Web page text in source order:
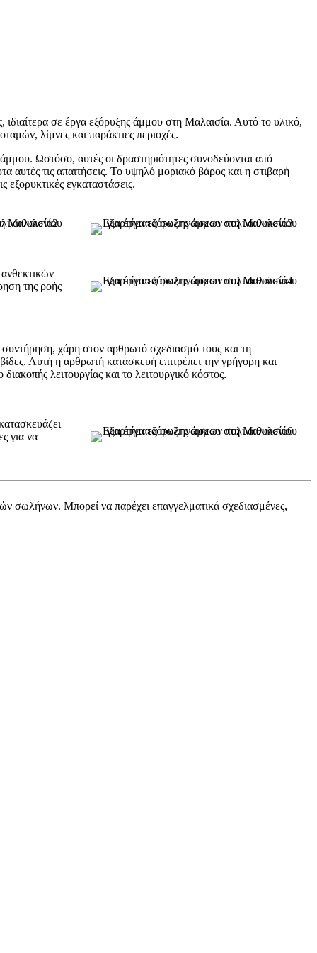
σε έργα εξόρυξης άμμου στη Μαλαισία. Αυτό το υλικό,
λίμνες και παράκτιες περιοχές.
Ωστόσο, αυτές οι δραστηριότητες συνοδεύονται από
τις απαιτήσεις. Το υψηλό μοριακό βάρος και η στιβαρή
εξορυκτικές εγκαταστάσεις.
της ροής
χάρη στον αρθρωτό σχεδιασμό τους και τη
Αυτή η αρθρωτή κατασκευή επιτρέπει την γρήγορη και
λειτουργίας και το λειτουργικό κόστος.
για να
σωλήνων. Μπορεί να παρέχει επαγγελματικά σχεδιασμένες,